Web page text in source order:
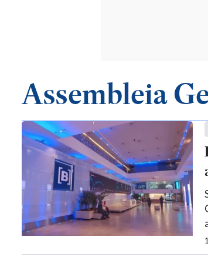
Assembleia